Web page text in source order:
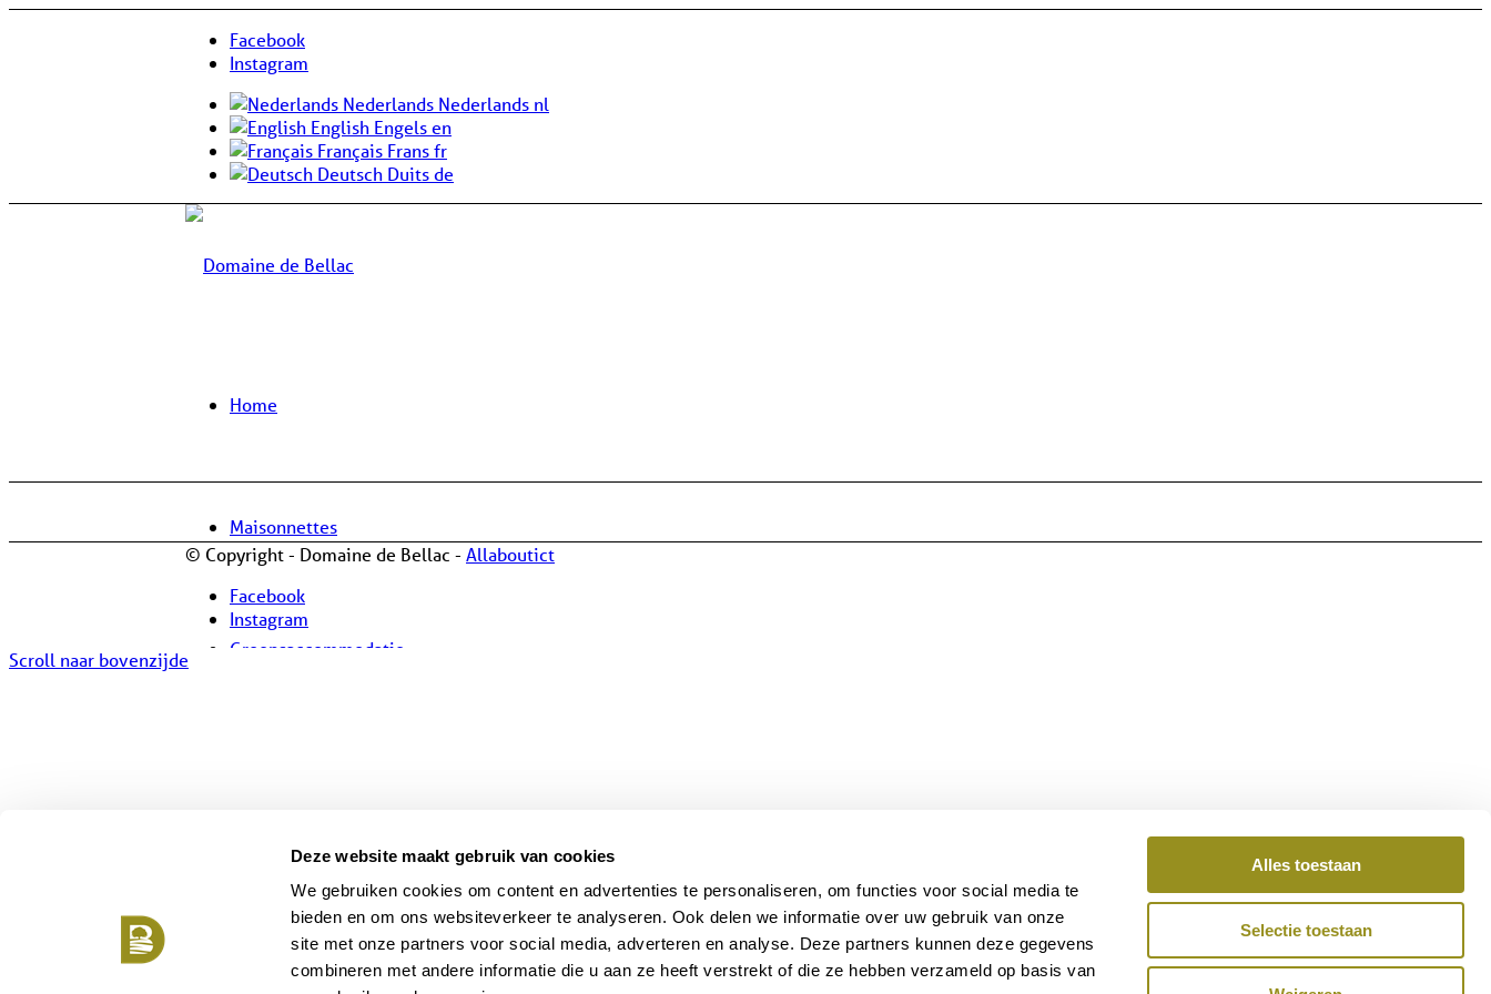
Deze website maakt gebruik van cookies
We gebruiken cookies om content en advertenties te personaliseren, om functies voor social media te
bieden en om ons websiteverkeer te analyseren. Ook delen we informatie over uw gebruik van onze
site met onze partners voor social media, adverteren en analyse. Deze partners kunnen deze gegevens
combineren met andere informatie die u aan ze heeft verstrekt of die ze hebben verzameld op basis van
Alles toestaan
Selectie toestaan
Facebook
Instagram
Nederlands Nederlands nl
English Engelsen
Français Fransfr
Deutsch Duitsde
Home
Maisonnettes
Groepsaccommodatie
Over Bellac
© Copyright - Domaine de Bellac - Allaboutict
Facebook
Instagram
Scroll naar bovenzijde